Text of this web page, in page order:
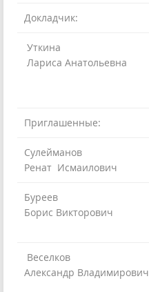
Докладчик:
Уткина
Лариса Анатольевна
Приглашенные:
Сулейманов
Ренат Исмаилович
Буреев
Борис Викторович
Веселков
Александр Владимирович